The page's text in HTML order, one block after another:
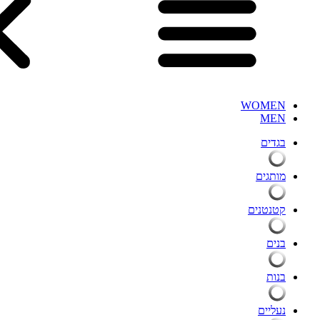
WOMEN
MEN
בגדים
מותגים
קטנטנים
בנים
בנות
נעליים